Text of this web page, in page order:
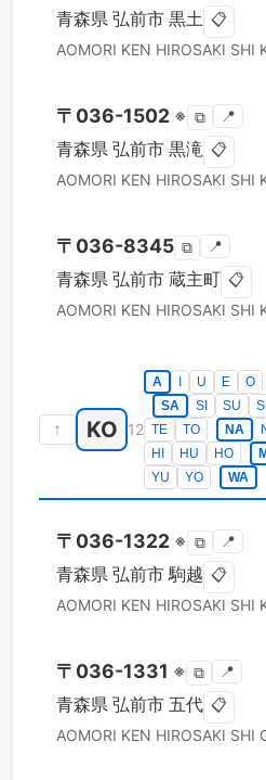
青森県 弘前市 黒土 📋
AOMORI KEN HIROSAKI SHI
〒 036-1502 ※ ⧉ 📍
青森県 弘前市 黒滝 📋
AOMORI KEN HIROSAKI SHI
〒 036-8345 ⧉ 📍
青森県 弘前市 蔵主町 📋
AOMORI KEN HIROSAKI SHI
↑ KO 12
A U E O
SA
SI SU
TE
TO NA
HI
HU HO
YU
YO WA
〒 036-1322 ※ ⧉ 📍
青森県 弘前市 駒越 📋
AOMORI KEN HIROSAKI SHI
〒 036-1331 ※ ⧉ 📍
青森県 弘前市 五代 📋
AOMORI KEN HIROSAKI SHI